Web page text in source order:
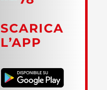
SCARICA
L’APP